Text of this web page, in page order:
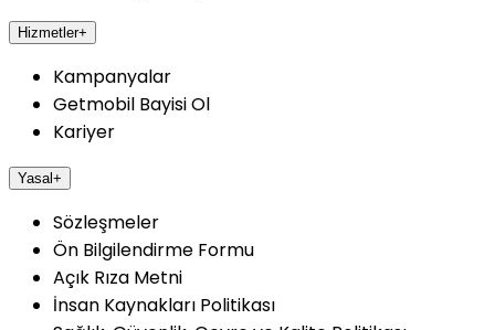
Hizmetler+
Kampanyalar
Getmobil Bayisi Ol
Kariyer
Yasal+
Sözleşmeler
Ön Bilgilendirme Formu
Açık Rıza Metni
İnsan Kaynakları Politikası